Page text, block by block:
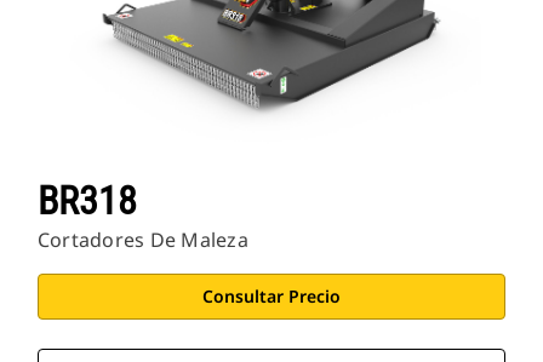
BR318
Cortadores De Maleza
Consultar Precio